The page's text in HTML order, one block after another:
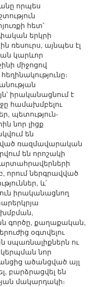
որպես
հետ՝
երկրի
ռեսուրս, այնպես էլ
կարևոր
միջոցով
իրականացնում է
համախմբելու
պետություն-
նոր լիցք
են
ռազմավարական
են որոշակի
որում ներգրավված
և՛
իրականացնող
գործը, քաղաքական,
օգտվելու
ու
նոր
ածանցված այլ
բարձրացվել են
մակարդակի։